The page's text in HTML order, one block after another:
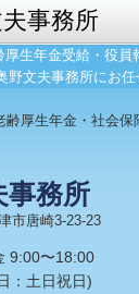
事務所
生年金受給・役
文夫事務所にお任
齢厚生年金・社会
事務所
市唐崎3-23-23
9:00〜18:00
：土日祝日)